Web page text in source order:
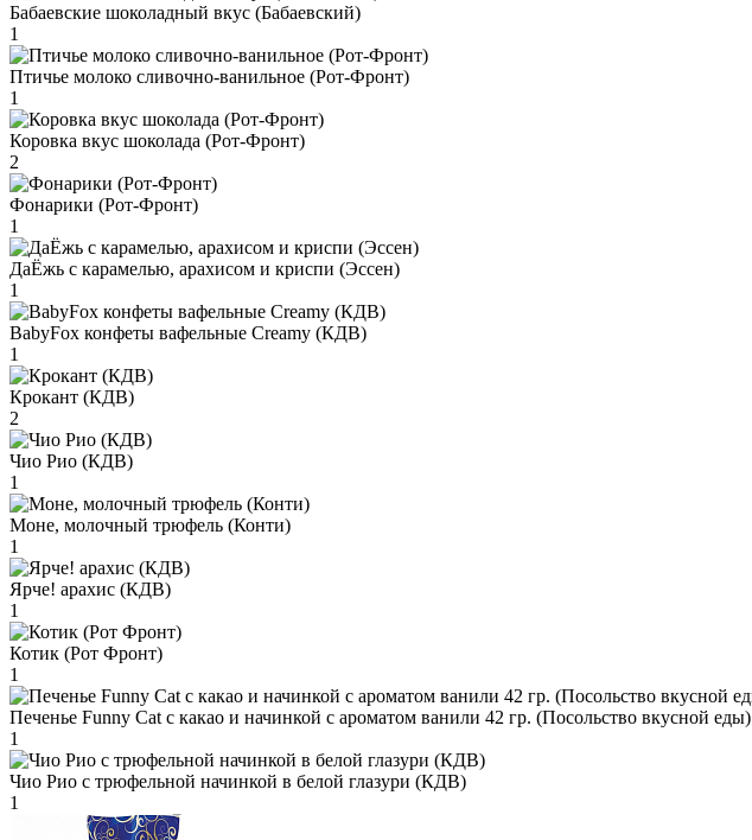
Бабаевские шоколадный вкус (Бабаевский)
1
Птичье молоко сливочно-ванильное (Рот-Фронт)
1
Коровка вкус шоколада (Рот-Фронт)
2
Фонарики (Рот-Фронт)
1
ДаЁжь с карамелью, арахисом и криспи (Эссен)
1
BabyFox конфеты вафельные Creamy (КДВ)
1
Крокант (КДВ)
2
Чио Рио (КДВ)
1
Моне, молочный трюфель (Конти)
1
Ярче! арахис (КДВ)
1
Котик (Рот Фронт)
1
Печенье Funny Сat с какао и начинкой с ароматом ванили 42 гр. (Посольство вкусной еды)
1
Чио Рио с трюфельной начинкой в белой глазури (КДВ)
1